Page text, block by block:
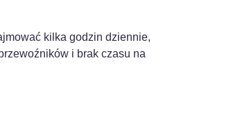
kilka godzin dziennie,
i brak czasu na